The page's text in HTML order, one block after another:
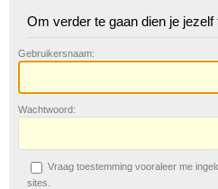
Om verder te gaan dien je jezelf
Gebruikersnaam:
Wachtwoord:
Vraag toestemming vooraleer me
sites.